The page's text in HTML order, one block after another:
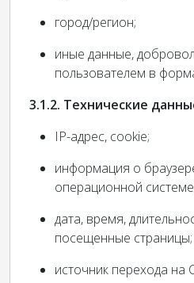
город/регион;
иные данные,
пользователем в
3.1.2. Технические
IP-адрес, cookie;
информация о
операционной
дата, время,
посещенные страницы;
источник перехода на